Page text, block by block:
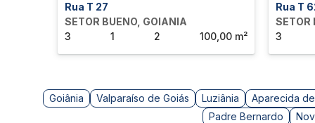
Rua T 27
SETOR BUENO, GOIANIA
3
1 2 100,00 m²
Rua T
SETOR
3
Goiânia Valparaíso de Goiás Luziânia Aparecida
Padre Bernardo